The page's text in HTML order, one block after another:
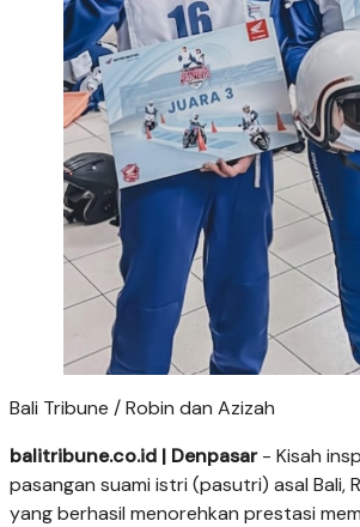
Bali Tribune / Robin dan Azizah
balitribune.co.id | Denpasar- Kisah
pasangan suami istri (pasutri) asal Bali,
yang berhasil menorehkan prestasi